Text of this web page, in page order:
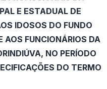
E ESTADUAL DE
IDOSOS DO FUNDO
AOS FUNCIONÁRIOS DA
NO PERÍODO
DO TERMO